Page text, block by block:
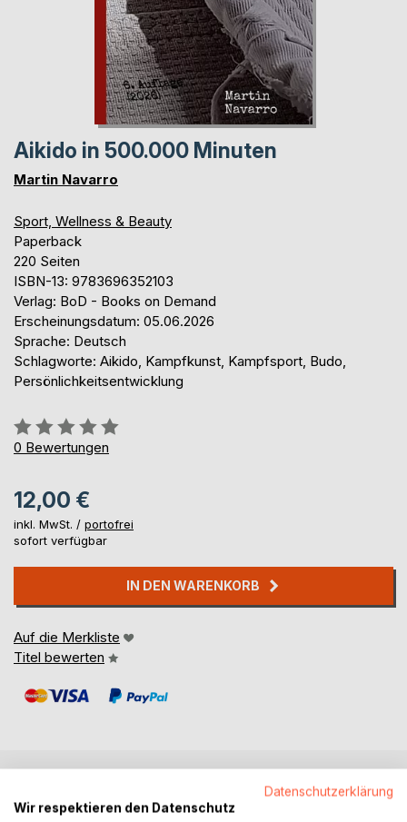
Aikido in 500.000 Minuten
Martin Navarro
Sport, Wellness & Beauty
Paperback
220 Seiten
ISBN-13: 9783696352103
Verlag: BoD - Books on Demand
Erscheinungsdatum: 05.06.2026
Sprache: Deutsch
Schlagworte: Aikido, Kampfkunst, Kampfsport, Budo,
Persönlichkeitsentwicklung
Bewertung::
0%
0 Bewertungen
12,00 €
inkl. MwSt. / portofrei
sofort verfügbar
IN DEN WARENKORB
Auf die Merkliste
Titel bewerten
Datenschutzerklärung
Wir respektieren den Datenschutz